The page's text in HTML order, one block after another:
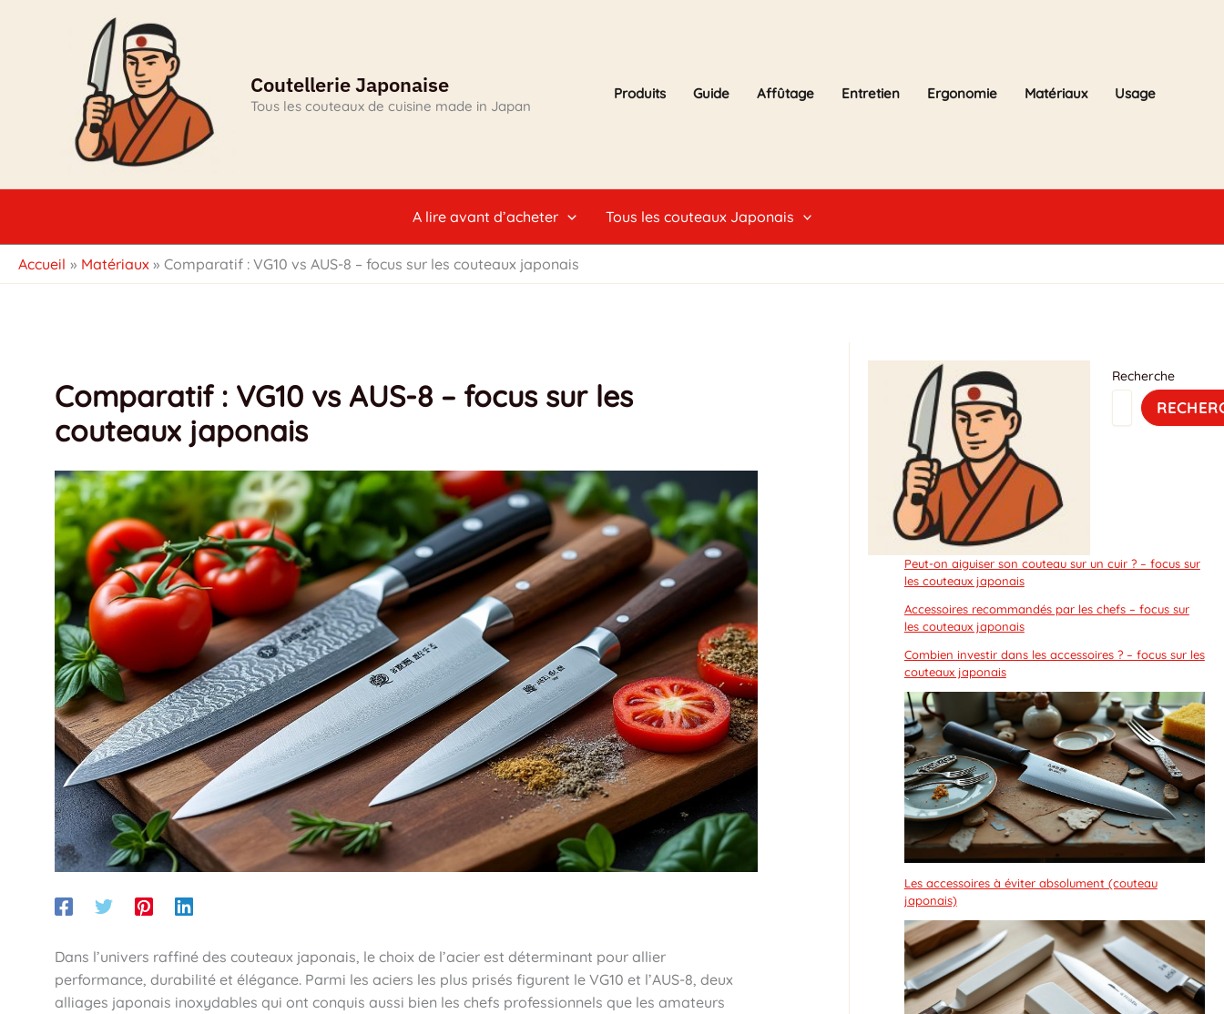
Coutellerie Japonaise
Tous les couteaux de cuisine made in Japan
Produits Guide Affûtage Entretien Ergonomie Matériaux Usage
A lire avant d’acheter Tous les couteaux Japonais
Accueil Matériaux Comparatif : VG10 vs AUS-8 – focus sur les couteaux japonais
Comparatif : VG10 vs AUS-8 – focus sur les
couteaux japonais
Dans l’univers raffiné des couteaux japonais, le choix de l’acier est déterminant pour allier
performance, durabilité et élégance. Parmi les aciers les plus prisés figurent le VG10 et l’AUS-8, deux
alliages japonais inoxydables qui ont conquis aussi bien les chefs professionnels que les amateurs
Recherche
Peut-on aiguiser son couteau sur un cuir ? – focus sur
les couteaux japonais
Accessoires recommandés par les chefs – focus sur
les couteaux japonais
Combien investir dans les accessoires ? – focus sur les
couteaux japonais
Les accessoires à éviter absolument (couteau
japonais)